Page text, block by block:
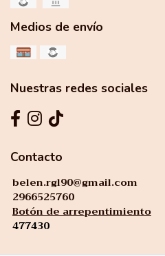
Medios de envío
Nuestras redes sociales
Contacto
belen.rgl90@gmail.com
2966525760
Botón de arrepentimiento
477430